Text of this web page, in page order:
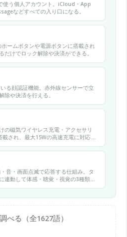
使う個人アカウント。iCloud・App
などすべての入り口になる。
ームボタンや電源ボタンに搭載され
だけでロック解除や決済ができる。
る顔認証機能。赤外線センサーで立
除や決済を行える。
の磁気ワイヤレス充電・アクセサリ
され、最大15Wの高速充電に対応す
音・画面点滅で応答する仕組み。タ
連動して体感・聴覚・視覚の3種類で
べる（全1627語）